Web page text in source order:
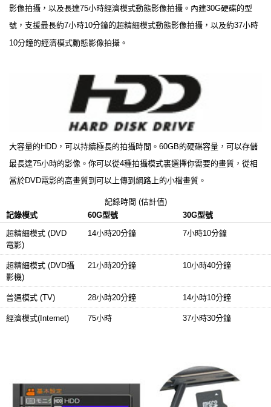
影像拍攝，以及長達75小時經濟模式動態影像拍攝。內建30G硬碟的型
號，支援最長約7小時10分鐘的超精細模式動態影像拍攝，以及約37小時
10分鐘的經濟模式動態影像拍攝。
大容量的HDD，可以持續極長的拍攝時間。60GB的硬碟容量，可以存儲
最長達75小時的影像。你可以從4種拍攝模式裏選擇你需要的畫質，從相
當於DVD電影的高畫質到可以上傳到網路上的小檔畫質。
記錄時間 (估計值)
記錄模式
60G型號
30G型號
超精細模式 (DVD
電影)
14小時20分鐘 7小時10分鐘
超精細模式 (DVD攝
影機)
21小時20分鐘 10小時40分鐘
普通模式 (TV) 28小時20分鐘 14小時10分鐘
經濟模式(Internet) 75小時 37小時30分鐘